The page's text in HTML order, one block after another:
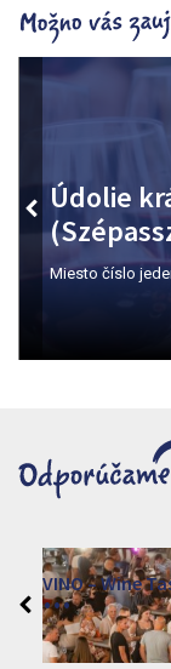
Údolie
Miesto číslo
VINO – Wine
2026.
Eger 3300,